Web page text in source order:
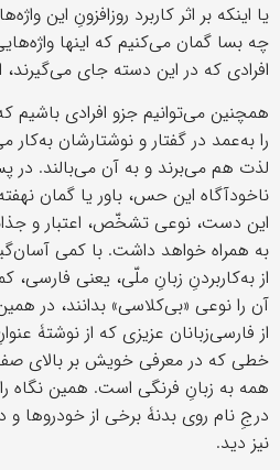
یا اینکه بر اثر کاربرد روزافزونِ این
چه بسا گمان می‌کنیم که اینها
افرادی که در این دسته جای
همچنین می‌توانیم جزو افرادی باشیم
را به‌عمد در گفتار و نوشتارشان به‌کار
لذت هم می‌برند و به آن می‌بالند. در
ناخودآگاه این حس، باور یا گمان
این دست، نوعی تشخّص، اعتبار و
به همراه خواهد داشت. با کمی
از به‌کاربردنِ زبانِ ملّی، یعنی
آن را نوعی «بی‌کلاسی» بدانند، در
از فارسی‌زبانان عزیزی که از نوشتۀ
خطی که در معرفی خویش بر بالای
همه به زبانِ فرنگی است. همین نگاه
درجِ نام روی بدنۀ برخی از خودروها
نیز دید.